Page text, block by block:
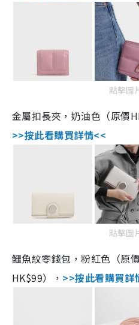
點擊圖
金屬扣長夾，奶油色（原價
>>按此看購買詳情<<
點擊圖
鱷魚紋零錢包，粉紅色（原
HK$99）， >>按此看購買詳